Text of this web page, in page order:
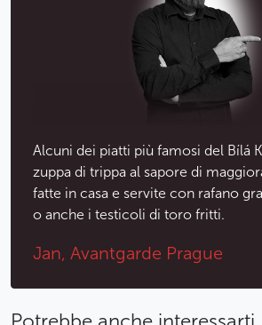
Alcuni dei piatti più famosi del Bílá
zuppa di trippa al sapore di
fatte in casa e servite con rafano
o anche i testicoli di toro fritti.
Jan, Avantgarde Prague